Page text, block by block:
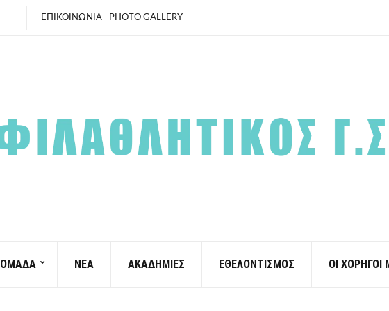
ΕΠΙΚΟΙΝΩΝΙΑ PHOTO GALLERY
ΟΜΑΔΑ ΝΕΑ ΑΚΑΔΗΜΙΕΣ ΕΘΕΛΟΝΤΙΣΜΟΣ ΟΙ ΧΟΡΗΓΟΙ